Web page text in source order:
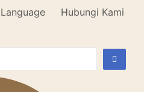
Language Hubungi Kami